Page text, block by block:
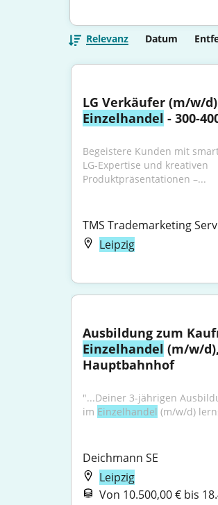
Relevanz Datum
Einzelhandel - 300-
Begeistere Kunden mit
LG-Expertise und kreativen
Produktpräsentationen –...
TMS Trademarketing
Leipzig
Einzelhandel (m/w/d),
Hauptbahnhof
"...Deiner 3-jährigen
im Einzelhandel (m/w/d)
Deichmann SE
Leipzig
Von 10.500,00 € bis